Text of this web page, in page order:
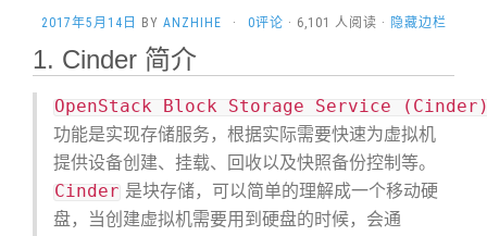
2017年5月14日 BY ANZHIHE · 0评论 · 6,101 人阅读 · 隐藏边栏
1. Cinder 简介
OpenStack Block Storage Service
功能是实现存储服务，根据实际需要快速为虚拟机
提供设备创建、挂载、回收以及快照备份控制等。
Cinder 是块存储，可以简单的理解成一个移动硬
盘，当创建虚拟机需要用到硬盘的时候，会通